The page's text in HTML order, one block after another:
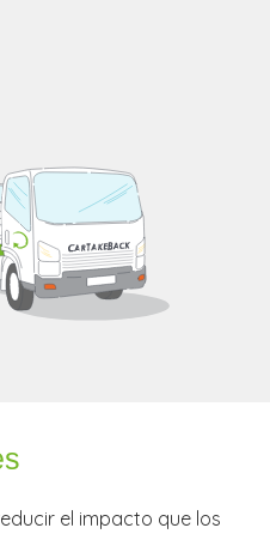
el impacto que los